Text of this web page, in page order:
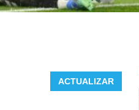
ACTUALIZAR